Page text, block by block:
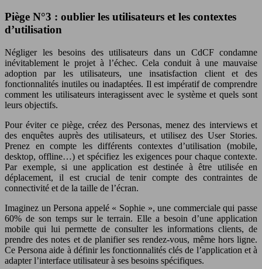
Piège N°3 : oublier les utilisateurs et les contextes
d’utilisation
Négliger les besoins des utilisateurs dans un CdCF condamne
inévitablement le projet à l’échec. Cela conduit à une mauvaise
adoption par les utilisateurs, une insatisfaction client et des
fonctionnalités inutiles ou inadaptées. Il est impératif de comprendre
comment les utilisateurs interagissent avec le système et quels sont
leurs objectifs.
Pour éviter ce piège, créez des Personas, menez des interviews et
des enquêtes auprès des utilisateurs, et utilisez des User Stories.
Prenez en compte les différents contextes d’utilisation (mobile,
desktop, offline…) et spécifiez les exigences pour chaque contexte.
Par exemple, si une application est destinée à être utilisée en
déplacement, il est crucial de tenir compte des contraintes de
connectivité et de la taille de l’écran.
Imaginez un Persona appelé « Sophie », une commerciale qui passe
60% de son temps sur le terrain. Elle a besoin d’une application
mobile qui lui permette de consulter les informations clients, de
prendre des notes et de planifier ses rendez-vous, même hors ligne.
Ce Persona aide à définir les fonctionnalités clés de l’application et à
adapter l’interface utilisateur à ses besoins spécifiques.